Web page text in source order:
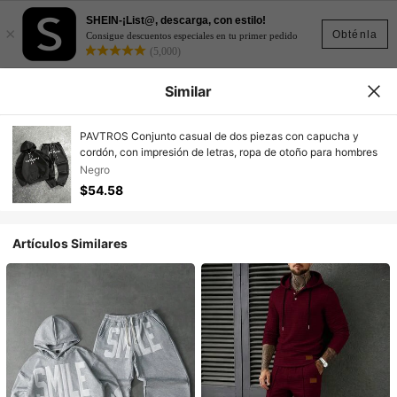
Obténla
×
SHEIN-¡List@, descarga, con estilo!
Consigue descuentos especiales en tu primer pedido
(5,000)
Similar
PAVTROS Conjunto casual de dos piezas con capucha y
cordón, con impresión de letras, ropa de otoño para hombres
Negro
$54.58
Artículos Similares